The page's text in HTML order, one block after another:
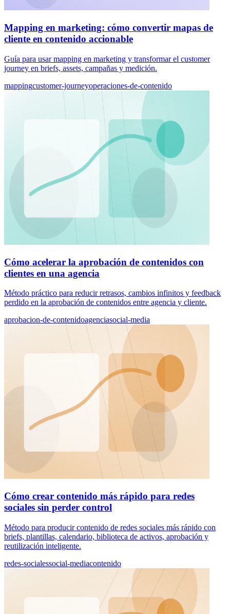
Mapping en marketing: cómo convertir mapas de
cliente en contenido accionable
Guía para usar mapping en marketing y transformar el customer
journey en briefs, assets, campañas y medición.
mappingcustomer-journeyoperaciones-de-contenido
Cómo acelerar la aprobación de contenidos con
clientes en una agencia
Método práctico para reducir retrasos, cambios infinitos y feedback
perdido en la aprobación de contenidos entre agencia y cliente.
aprobacion-de-contenidoagenciasocial-media
Cómo crear contenido más rápido para redes
sociales sin perder control
Método para producir contenido de redes sociales más rápido con
briefs, plantillas, calendario, biblioteca de activos, aprobación y
reutilización inteligente.
redes-socialessocial-mediacontenido